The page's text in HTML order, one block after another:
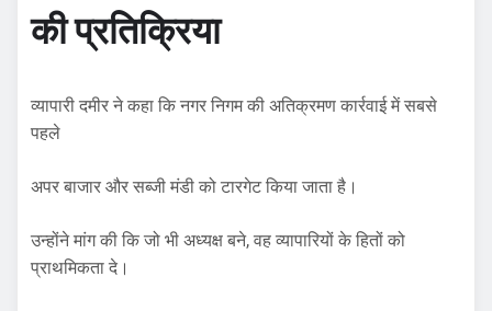
की प्रतिक्रिया
व्यापारी दमीर ने कहा कि नगर निगम की अतिक्रमण कार्रवाई में सबसे
पहले
अपर बाजार और सब्जी मंडी को टारगेट किया जाता है।
उन्होंने मांग की कि जो भी अध्यक्ष बने, वह व्यापारियों के हितों को
प्राथमिकता दे।